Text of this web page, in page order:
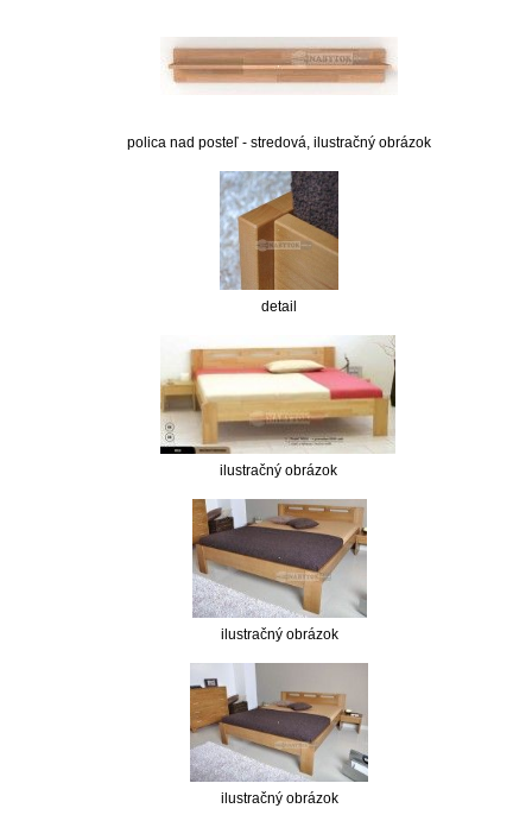
polica nad posteľ - stredová, ilustračný obrázok
detail
ilustračný obrázok
ilustračný obrázok
ilustračný obrázok